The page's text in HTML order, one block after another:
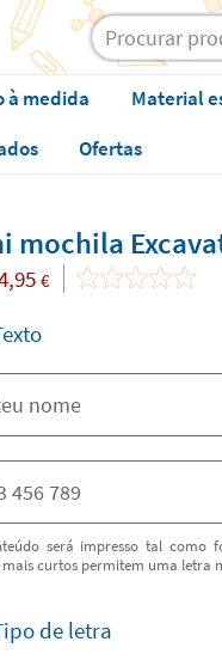
à medida Material
Ofertas
mochila
€
será impresso tal como
mais curtos permitem uma letra
de letra